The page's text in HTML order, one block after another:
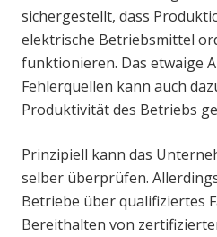
sichergestellt, dass
elektrische Betriebsmittel
funktionieren. Das etwaige
Fehlerquellen kann auch
Produktivität des Betriebs
Prinzipiell kann das
selber überprüfen.
Betriebe über qualifiziertes
Bereithalten von